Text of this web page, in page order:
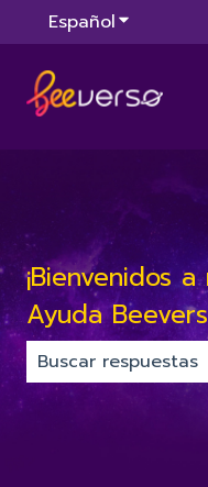
Español
¡Bienvenidos
Ayuda
No hay